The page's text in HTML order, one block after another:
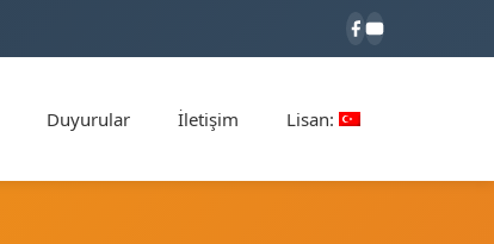
Duyurular İletişim Lisan: